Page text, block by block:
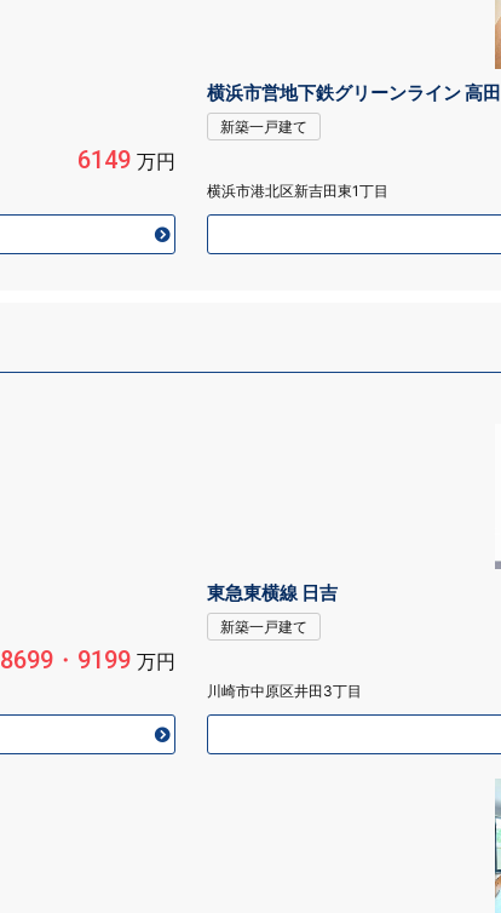
6149万円
横浜市営地下鉄グリーンライン 高田
新築一戸建て
横浜市港北区新吉田東1丁目
8699・9199万円
東急東横線 日吉
新築一戸建て
川崎市中原区井田3丁目